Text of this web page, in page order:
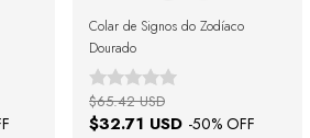
Colar de Signos do Zodíaco
Dourado
$32.71 USD -50% OFF
$65.42 USD